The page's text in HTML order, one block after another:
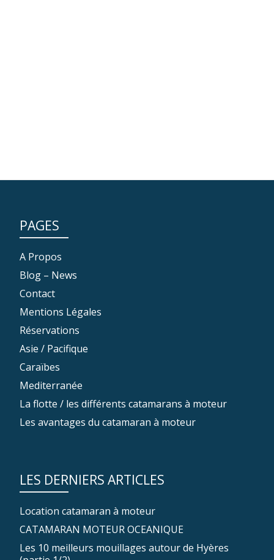
PAGES
A Propos
Blog – News
Contact
Mentions Légales
Réservations
Asie / Pacifique
Caraïbes
Mediterranée
La flotte / les différents catamarans à moteur
Les avantages du catamaran à moteur
LES DERNIERS ARTICLES
Location catamaran à moteur
CATAMARAN MOTEUR OCEANIQUE
Les 10 meilleurs mouillages autour de Hyères